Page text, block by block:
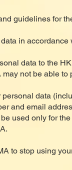
guidelines for
in
data to the
not be able to
data
and email
used only for
to stop using